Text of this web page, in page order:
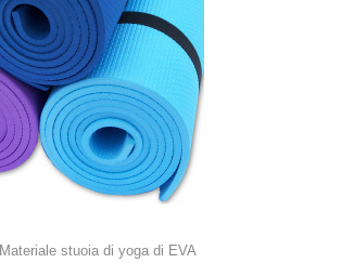
Materiale stuoia di yoga di EVA